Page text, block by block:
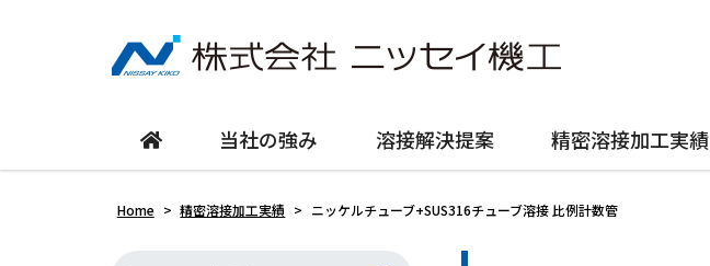
当社の強み 溶接解決提案 精密溶接加工実績
Home > 精密溶接加工実績 > ニッケルチューブ+SUS316チューブ溶接 比例計数管